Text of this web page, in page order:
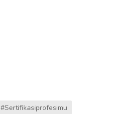
#sertifikasiprofesimu